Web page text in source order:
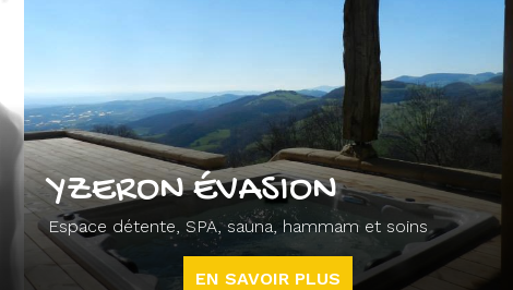
YZERON ÉVASION
Espace détente, SPA, sauna, hammam et soins
EN SAVOIR PLUS